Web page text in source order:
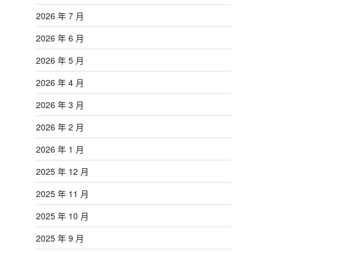
2026 年 7 月
2026 年 6 月
2026 年 5 月
2026 年 4 月
2026 年 3 月
2026 年 2 月
2026 年 1 月
2025 年 12 月
2025 年 11 月
2025 年 10 月
2025 年 9 月